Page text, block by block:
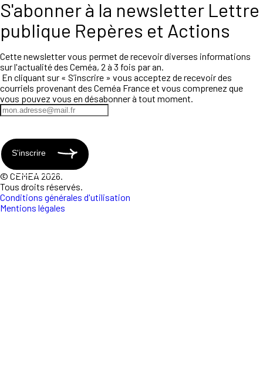
S'abonner à la newsletter Lettre
publique Repères et Actions
Cette newsletter vous permet de recevoir diverses informations
sur l'actualité des Ceméa, 2 à 3 fois par an.
En cliquant sur « S’inscrire » vous acceptez de recevoir des
courriels provenant des Ceméa France et vous comprenez que
vous pouvez vous en désabonner à tout moment.
S'inscrire
© CEMEA 2026.
Tous droits réservés.
Conditions générales d'utilisation
Mentions légales